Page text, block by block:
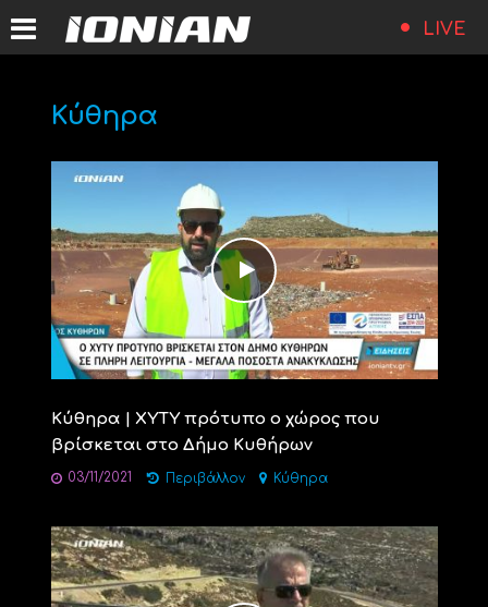
LIVE
Κύθηρα
Κύθηρα | ΧΥΤΥ πρότυπο ο χώρος που
βρίσκεται στο Δήμο Κυθήρων
03/11/2021 Περιβάλλον Κύθηρα